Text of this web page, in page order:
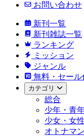
お問い合わせ
新刊一覧
新刊雑誌一覧
ランキング
ミッション
ジャンル
無料・セール
カテゴリ
総合
少年・青
少女・女
オトナマ